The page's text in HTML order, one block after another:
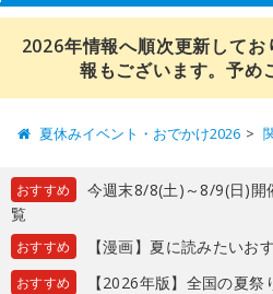
2026年情報へ順次更新して
報もございます。予め
夏休みイベント・おでかけ2026
おすすめ
今週末8/8(土)～8/9(日)開
覧
おすすめ 【漫画】夏に読みたいお
おすすめ
【2026年版】全国の夏